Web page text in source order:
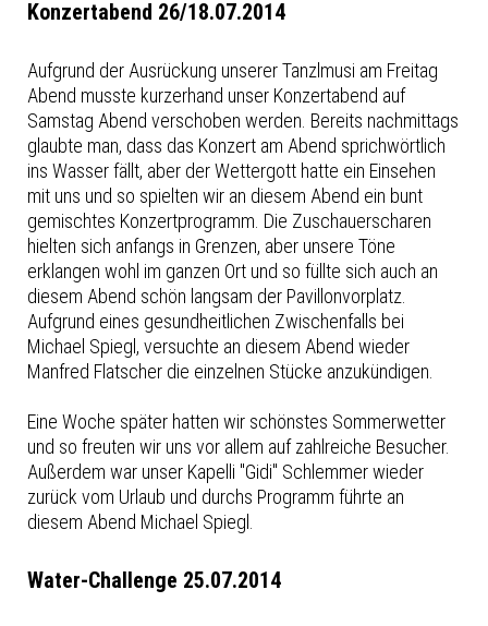
Konzertabend 26/18.07.2014
Aufgrund der Ausrückung unserer Tanzlmusi am Freitag
Abend musste kurzerhand unser Konzertabend auf
Samstag Abend verschoben werden. Bereits nachmittags
glaubte man, dass das Konzert am Abend sprichwörtlich
ins Wasser fällt, aber der Wettergott hatte ein Einsehen
mit uns und so spielten wir an diesem Abend ein bunt
gemischtes Konzertprogramm. Die Zuschauerscharen
hielten sich anfangs in Grenzen, aber unsere Töne
erklangen wohl im ganzen Ort und so füllte sich auch an
diesem Abend schön langsam der Pavillonvorplatz.
Aufgrund eines gesundheitlichen Zwischenfalls bei
Michael Spiegl, versuchte an diesem Abend wieder
Manfred Flatscher die einzelnen Stücke anzukündigen.
Eine Woche später hatten wir schönstes Sommerwetter
und so freuten wir uns vor allem auf zahlreiche Besucher.
Außerdem war unser Kapelli "Gidi" Schlemmer wieder
zurück vom Urlaub und durchs Programm führte an
diesem Abend Michael Spiegl.
Water-Challenge 25.07.2014